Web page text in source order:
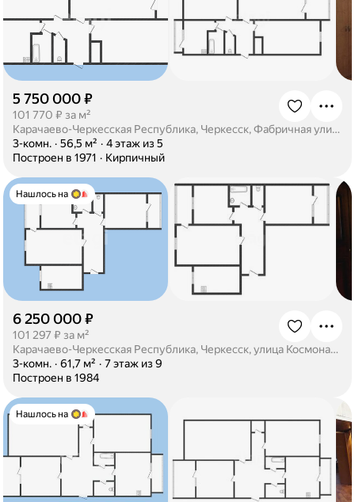
5 750 000 ₽
101 770 ₽ за м²
Карачаево-Черкесская Республика, Черкесск, Фабричная улица, 6
3-комн. · 56,5 м² · 4 этаж из 5
Построен в 1971 · Кирпичный
Нашлось на
6 250 000 ₽
101 297 ₽ за м²
Карачаево-Черкесская Республика, Черкесск, улица Космонавтов, 29
3-комн. · 61,7 м² · 7 этаж из 9
Построен в 1984
Нашлось на